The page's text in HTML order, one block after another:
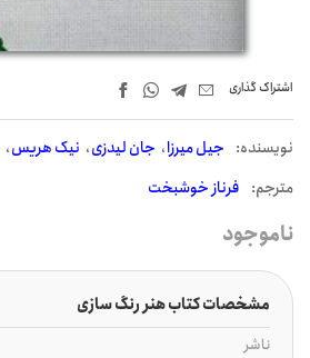
اشتراک‌ گذاری
نويسنده: جیل میرزا جان لیدزی نیک هریس
مترجم: فرناز خوشبخت
ناموجود
مشخصات کتاب هنر رنگ سازی
ناشر